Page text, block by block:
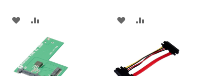
AGGIUNGI
LISTA
DESIDERI
AL
CONFRONTO
AGGIUNGI
DESIDERI
CONFRONTO